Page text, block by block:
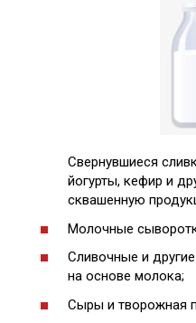
Свернувшиеся
йогурты, кефир и
сквашенную
Молочные
Сливочные и
на основе молока;
Сыры и творожная